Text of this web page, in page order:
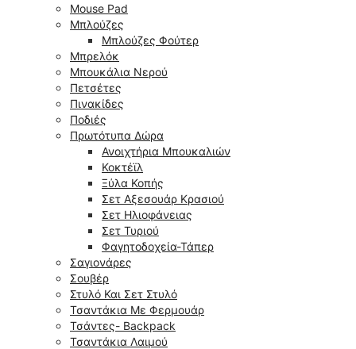
Mouse Pad
Μπλούζες
Μπλούζες Φούτερ
Μπρελόκ
Μπουκάλια Νερού
Πετσέτες
Πινακίδες
Ποδιές
Πρωτότυπα Δώρα
Ανοιχτήρια Μπουκαλιών
Κοκτέϊλ
Ξύλα Κοπής
Σετ Αξεσουάρ Κρασιού
Σετ Ηλιοφάνειας
Σετ Τυριού
Φαγητοδοχεία-Τάπερ
Σαγιονάρες
Σουβέρ
Στυλό Και Σετ Στυλό
Τσαντάκια Με Φερμουάρ
Τσάντες- Backpack
Τσαντάκια Λαιμού